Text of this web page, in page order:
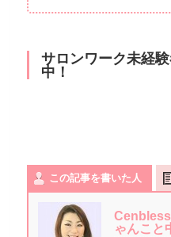
サロンワーク未経
中！
この記事を書いた人
ゃんこと